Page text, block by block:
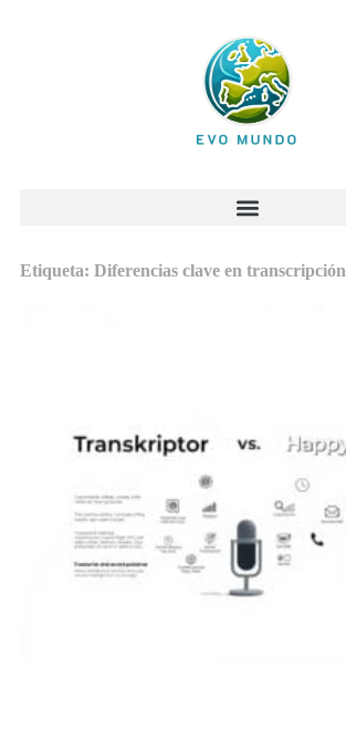
Etiqueta: Diferencias clave en transcripción